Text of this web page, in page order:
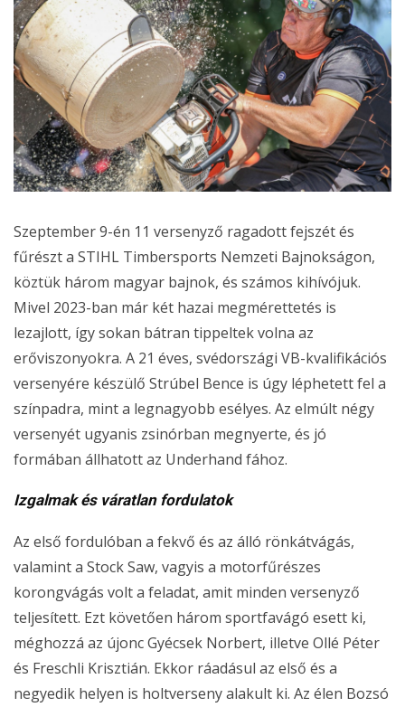
Szeptember 9-én 11 versenyző ragadott fejszét és
fűrészt a STIHL Timbersports Nemzeti Bajnokságon,
köztük három magyar bajnok, és számos kihívójuk.
Mivel 2023-ban már két hazai megmérettetés is
lezajlott, így sokan bátran tippeltek volna az
erőviszonyokra. A 21 éves, svédországi VB-kvalifikációs
versenyére készülő Strúbel Bence is úgy léphetett fel a
színpadra, mint a legnagyobb esélyes. Az elmúlt négy
versenyét ugyanis zsinórban megnyerte, és jó
formában állhatott az Underhand fához.
Izgalmak és váratlan fordulatok
Az első fordulóban a fekvő és az álló rönkátvágás,
valamint a Stock Saw, vagyis a motorfűrészes
korongvágás volt a feladat, amit minden versenyző
teljesített. Ezt követően három sportfavágó esett ki,
méghozzá az újonc Gyécsek Norbert, illetve Ollé Péter
és Freschli Krisztián. Ekkor ráadásul az első és a
negyedik helyen is holtverseny alakult ki. Az élen Bozsó